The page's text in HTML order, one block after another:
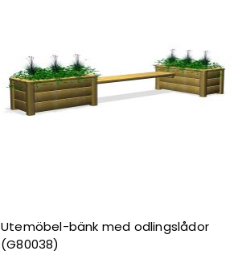
Utemöbel-bänk med odlingslådor
(G80038)